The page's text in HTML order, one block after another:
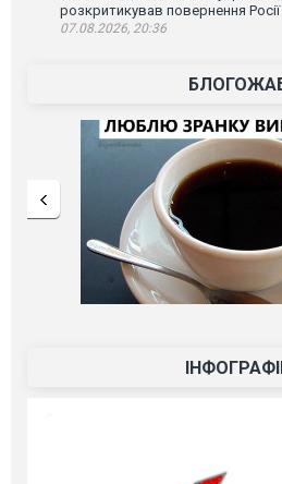
розкритикував повернення
07.08.2026, 20:36